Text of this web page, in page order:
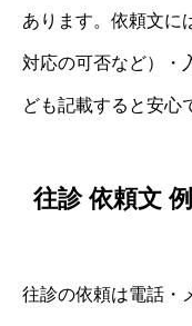
あります。依頼文に
対応の可否など）・
ども記載すると安心
往診 依頼文
往診の依頼は電話・